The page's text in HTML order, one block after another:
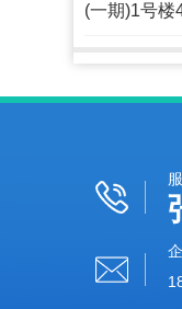
(一期)1号楼